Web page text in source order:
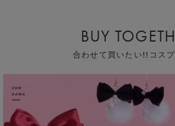
BUY
合わせて買いたい!!コス